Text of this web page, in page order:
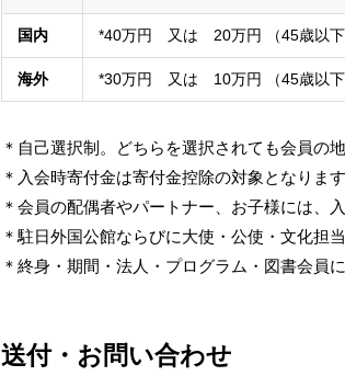
国内 *40万円 又は 20万円 （45歳以下
海外 *30万円 又は 10万円 （45歳以下
＊自己選択制。どちらを選択されても会員の
＊入会時寄付金は寄付金控除の対象となりま
＊会員の配偶者やパートナー、お子様には、
＊駐日外国公館ならびに大使・公使・文化担
＊終身・期間・法人・プログラム・図書会員
送付・お問い合わせ